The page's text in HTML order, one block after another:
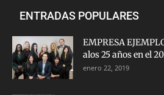
ENTRADAS POPULARES
EMPRESA
alos 25 años en el
enero 22, 2019